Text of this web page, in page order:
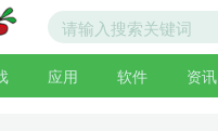
应用 软件 资讯